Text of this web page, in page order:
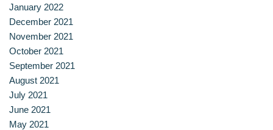
January 2022
December 2021
November 2021
October 2021
September 2021
August 2021
July 2021
June 2021
May 2021